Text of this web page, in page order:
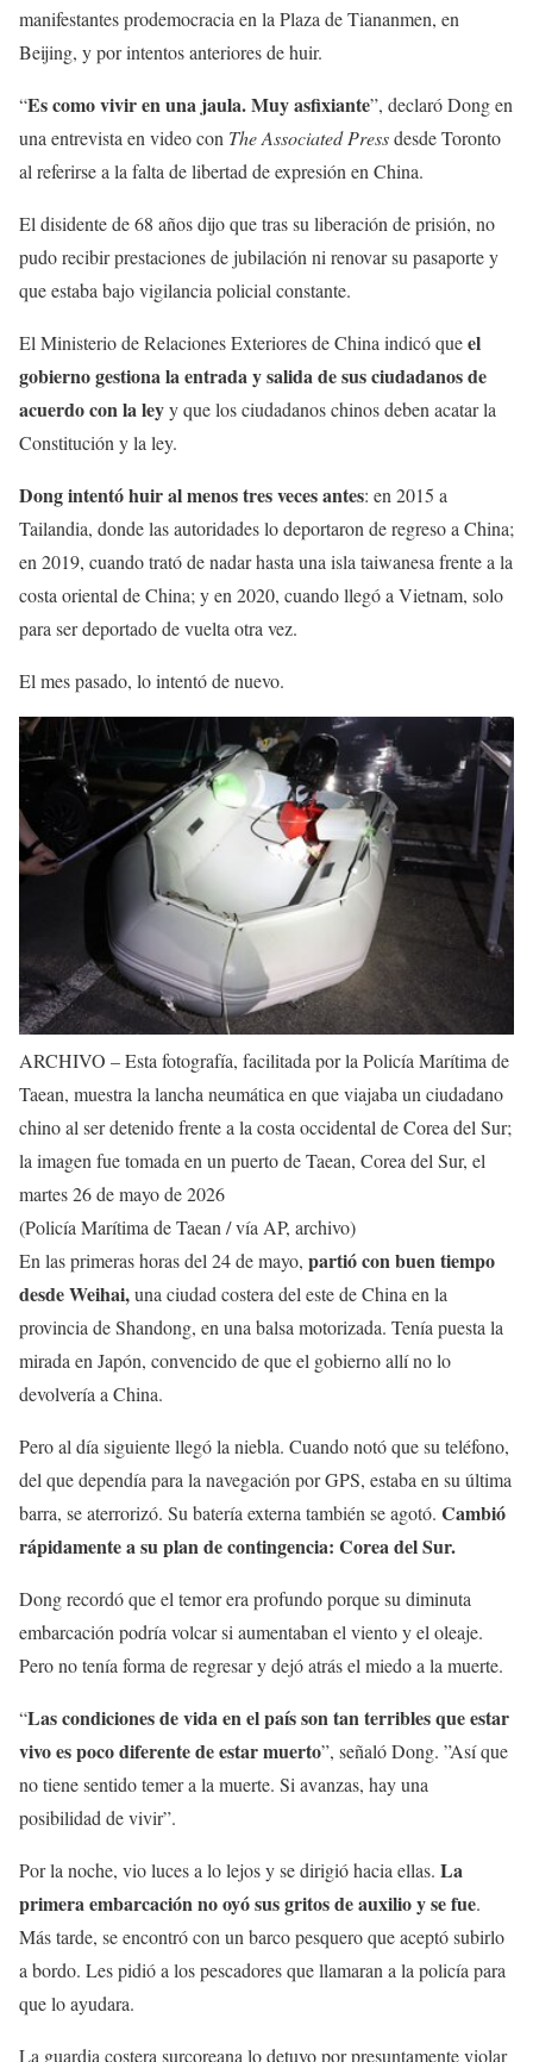
manifestantes prodemocracia en la Plaza de Tiananmen, en
Beijing, y por intentos anteriores de huir.
“Es como vivir en una jaula. Muy asfixiante”, declaró Dong en
una entrevista en video con The Associated Pressdesde Toronto
al referirse a la falta de libertad de expresión en China.
El disidente de 68 años dijo que tras su liberación de prisión, no
pudo recibir prestaciones de jubilación ni renovar su pasaporte y
que estaba bajo vigilancia policial constante.
El Ministerio de Relaciones Exteriores de China indicó queel
gobierno gestiona la entrada y salida de sus ciudadanos de
acuerdo con la leyy que los ciudadanos chinos deben acatar la
Constitución y la ley.
Dong intentó huir al menos tres veces antes: en 2015 a
Tailandia, donde las autoridades lo deportaron de regreso a China;
en 2019, cuando trató de nadar hasta una isla taiwanesa frente a la
costa oriental de China; y en 2020, cuando llegó a Vietnam, solo
para ser deportado de vuelta otra vez.
El mes pasado, lo intentó de nuevo.
ARCHIVO – Esta fotografía, facilitada por la Policía Marítima de
Taean, muestra la lancha neumática en que viajaba un ciudadano
chino al ser detenido frente a la costa occidental de Corea del Sur;
la imagen fue tomada en un puerto de Taean, Corea del Sur, el
martes 26 de mayo de 2026
(Policía Marítima de Taean / vía AP, archivo)
En las primeras horas del 24 de mayo, partió con buen tiempo
desde Weihai,una ciudad costera del este de China en la
provincia de Shandong, en una balsa motorizada. Tenía puesta la
mirada en Japón, convencido de que el gobierno allí no lo
devolvería a China.
Pero al día siguiente llegó la niebla. Cuando notó que su teléfono,
del que dependía para la navegación por GPS, estaba en su última
barra, se aterrorizó. Su batería externa también se agotó. Cambió
rápidamente a su plan de contingencia: Corea del Sur.
Dong recordó que el temor era profundo porque su diminuta
embarcación podría volcar si aumentaban el viento y el oleaje.
Pero no tenía forma de regresar y dejó atrás el miedo a la muerte.
“Las condiciones de vida en el país son tan terribles que estar
vivo es poco diferente de estar muerto”, señaló Dong. ”Así que
no tiene sentido temer a la muerte. Si avanzas, hay una
posibilidad de vivir”.
Por la noche, vio luces a lo lejos y se dirigió hacia ellas. La
primera embarcación no oyó sus gritos de auxilio y se fue.
Más tarde, se encontró con un barco pesquero que aceptó subirlo
a bordo. Les pidió a los pescadores que llamaran a la policía para
que lo ayudara.
La guardia costera surcoreana lo detuvo por presuntamente violar